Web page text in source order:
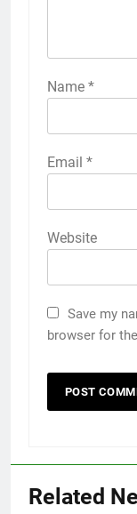
Name *
Email *
Website
Save my
browser for
Related